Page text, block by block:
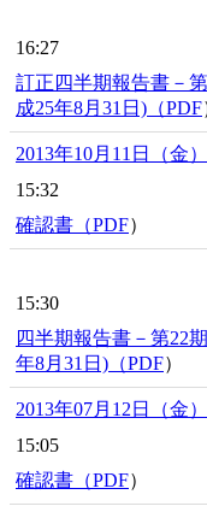
16:27
訂正四半期報告書－
成25年8月31日)（PDF
2013年10月11日（金）
15:32
確認書（PDF）
15:30
四半期報告書－第22
年8月31日)（PDF）
2013年07月12日（金）
15:05
確認書（PDF）